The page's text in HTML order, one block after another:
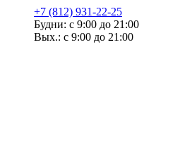
+7 (812) 931-22-25
Будни: с 9:00 до 21:00
Вых.: с 9:00 до 21:00